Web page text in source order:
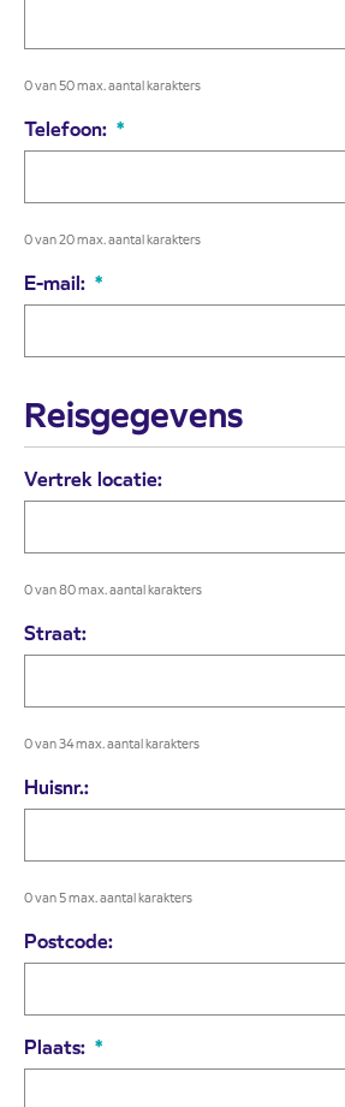
0 van 50 max. aantal karakters
Telefoon: *
0 van 20 max. aantal karakters
E-mail: *
Reisgegevens
Vertrek locatie:
0 van 80 max. aantal karakters
Straat:
0 van 34 max. aantal karakters
Huisnr.:
0 van 5 max. aantal karakters
Postcode:
Plaats: *